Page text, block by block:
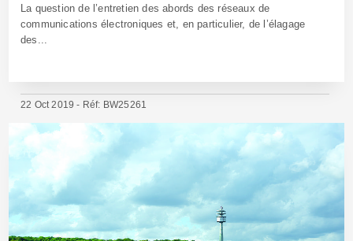
La question de l’entretien des abords des réseaux de
communications électroniques et, en particulier, de l’élagage
des...
22 Oct 2019 - Réf: BW25261